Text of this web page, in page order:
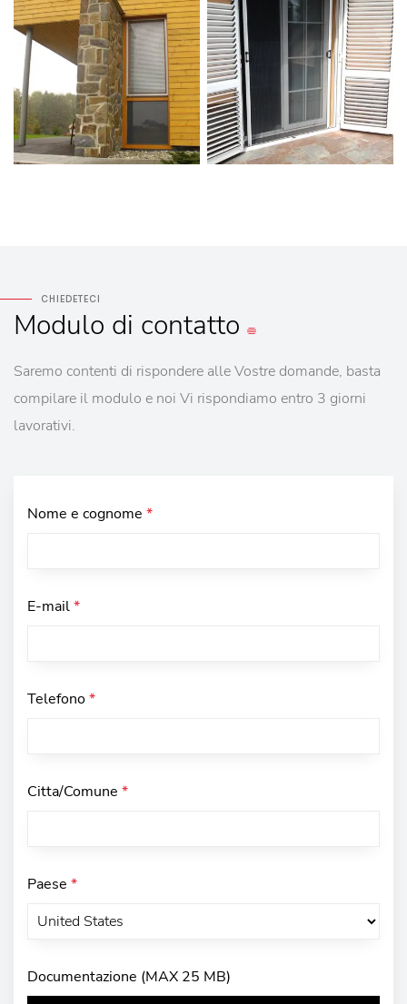
CHIEDETECI
Modulo di contatto
Saremo contenti di rispondere alle Vostre domande, basta
compilare il modulo e noi Vi rispondiamo entro 3 giorni
lavorativi.
Nome e cognome *
E-mail*
Telefono*
Citta/Comune *
Paese *
Documentazione (MAX 25 MB)